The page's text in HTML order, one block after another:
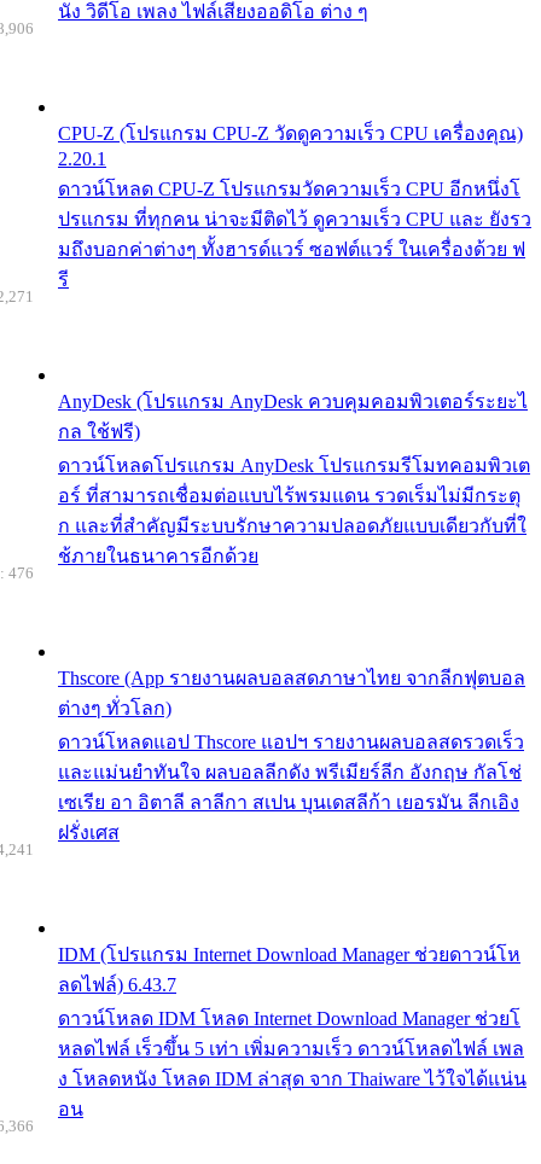
นัง วิดีโอ เพลง ไฟล์เสียงออดิโอ ต่าง ๆ
CPU-Z (โปรแกรม CPU-Z วัดดูความเร็ว CPU เครื่องคุณ)
2.20.1
ดาวน์โหลด CPU-Z โปรแกรมวัดความเร็ว CPU อีกหนึ่งโ
ปรแกรม ที่ทุกคน น่าจะมีติดไว้ ดูความเร็ว CPU และ ยังรว
มถึงบอกค่าต่างๆ ทั้งฮารด์แวร์ ซอฟต์แวร์ ในเครื่องด้วย ฟ
รี
AnyDesk (โปรแกรม AnyDesk ควบคุมคอมพิวเตอร์ระยะไ
กล ใช้ฟรี)
ดาวน์โหลดโปรแกรม AnyDesk โปรแกรมรีโมทคอมพิวเต
อร์ ที่สามารถเชื่อมต่อแบบไร้พรมแดน รวดเร็มไม่มีกระตุ
ก และที่สำคัญมีระบบรักษาความปลอดภัยแบบเดียวกับที่ใ
ช้ภายในธนาคารอีกด้วย
Thscore (App รายงานผลบอลสดภาษาไทย จากลีกฟุตบอล
ต่างๆ ทั่วโลก)
ดาวน์โหลดแอป Thscore แอปฯ รายงานผลบอลสดรวดเร็ว
และแม่นยำทันใจ ผลบอลลีกดัง พรีเมียร์ลีก อังกฤษ กัลโช่
เซเรีย อา อิตาลี ลาลีกา สเปน บุนเดสลีก้า เยอรมัน ลีกเอิง
ฝรั่งเศส
476
IDM (โปรแกรม Internet Download Manager ช่วยดาวน์โห
ลดไฟล์) 6.43.7
ดาวน์โหลด IDM โหลด Internet Download Manager ช่วยโ
หลดไฟล์ เร็วขึ้น 5 เท่า เพิ่มความเร็ว ดาวน์โหลดไฟล์ เพล
ง โหลดหนัง โหลด IDM ล่าสุด จาก Thaiware ไว้ใจได้แน่น
อน